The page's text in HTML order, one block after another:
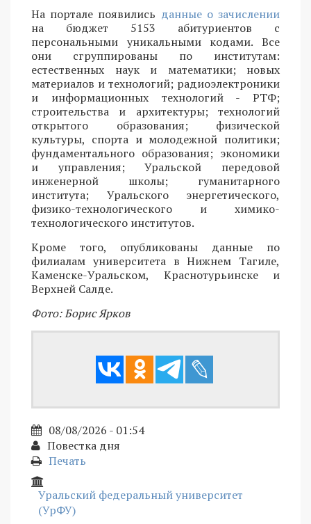
На портале появились данные о зачислении
на бюджет 5153 абитуриентов с
персональными уникальными кодами. Все
они сгруппированы по институтам:
естественных наук и математики; новых
материалов и технологий; радиоэлектроники
и информационных технологий - РТФ;
строительства и архитектуры; технологий
открытого образования; физической
культуры, спорта и молодежной политики;
фундаментального образования; экономики
и управления; Уральской передовой
инженерной школы; гуманитарного
института; Уральского энергетического,
физико-технологического и химико-
технологического институтов.
Кроме того, опубликованы данные по
филиалам университета в Нижнем Тагиле,
Каменске-Уральском, Краснотурьинске и
Верхней Салде.
Фото: Борис Ярков
08/08/2026 - 01:54
Повестка дня
Печать
Уральский федеральный университет
(УрФУ)